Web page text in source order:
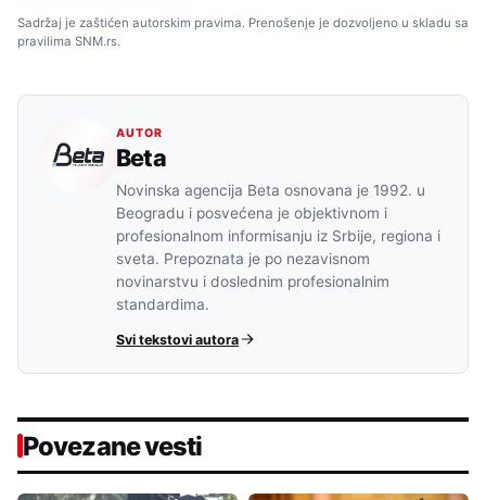
Sadržaj je zaštićen autorskim pravima. Prenošenje je dozvoljeno u skladu sa
pravilima SNM.rs.
AUTOR
Beta
Novinska agencija Beta osnovana je 1992. u
Beogradu i posvećena je objektivnom i
profesionalnom informisanju iz Srbije, regiona i
sveta. Prepoznata je po nezavisnom
novinarstvu i doslednim profesionalnim
standardima.
Svi tekstovi autora
Povezane vesti